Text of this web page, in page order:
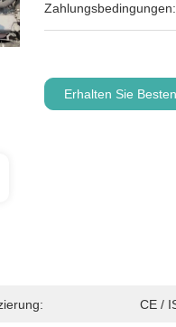
Zahlungsbedingungen:
Erhalten Sie
CE /